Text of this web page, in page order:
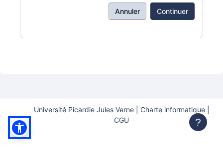
Annuler Continuer
Université Picardie Jules Verne|
Charte informatique |
CGU